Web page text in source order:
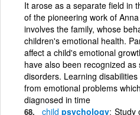
It arose as a separate field in
of the pioneering work of
involves the family, whose
children's emotional health.
affect a child's emotional
have also been recognized
disorders. Learning
from emotional problems
diagnosed in time
child psychology Study